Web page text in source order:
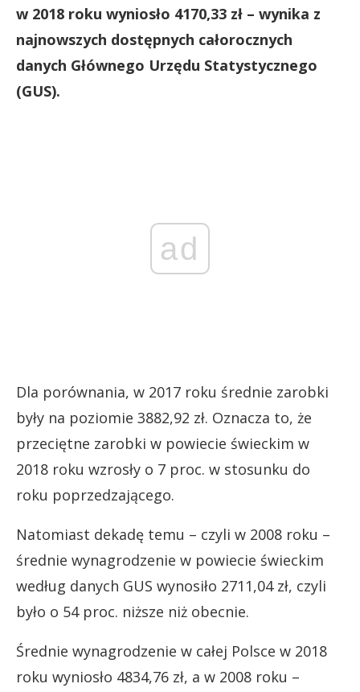
w 2018 roku wyniosło 4170,33 zł – wynika z
najnowszych dostępnych całorocznych
danych Głównego Urzędu Statystycznego
(GUS).
ad
Dla porównania, w 2017 roku średnie zarobki
były na poziomie 3882,92 zł. Oznacza to, że
przeciętne zarobki w powiecie świeckim w
2018 roku wzrosły o 7 proc. w stosunku do
roku poprzedzającego.
Natomiast dekadę temu – czyli w 2008 roku –
średnie wynagrodzenie w powiecie świeckim
według danych GUS wynosiło 2711,04 zł, czyli
było o 54 proc. niższe niż obecnie.
Średnie wynagrodzenie w całej Polsce w 2018
roku wyniosło 4834,76 zł, a w 2008 roku –